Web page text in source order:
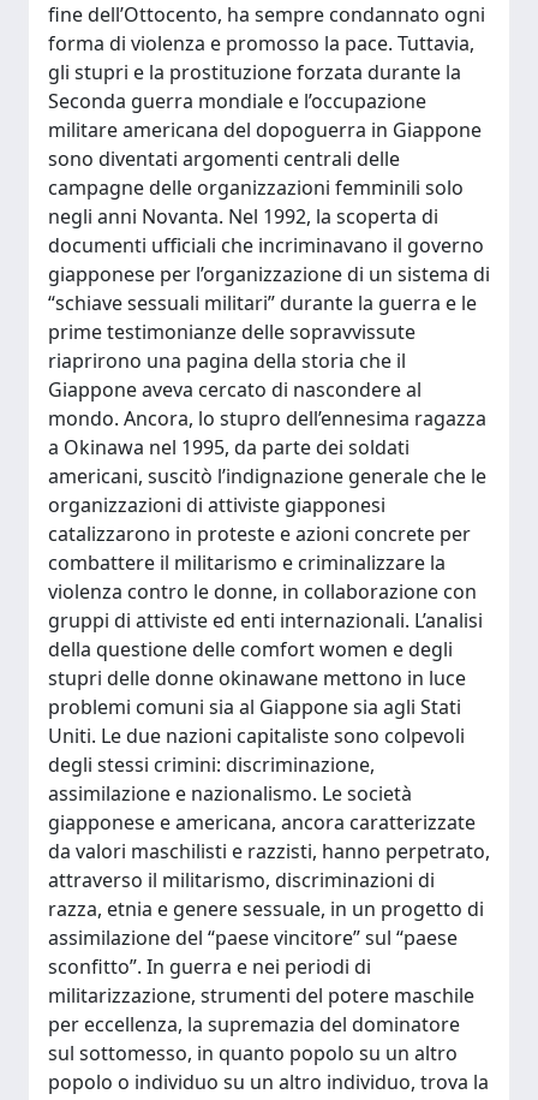
fine dell’Ottocento, ha sempre condannato ogni
forma di violenza e promosso la pace. Tuttavia,
gli stupri e la prostituzione forzata durante la
Seconda guerra mondiale e l’occupazione
militare americana del dopoguerra in Giappone
sono diventati argomenti centrali delle
campagne delle organizzazioni femminili solo
negli anni Novanta. Nel 1992, la scoperta di
documenti ufficiali che incriminavano il governo
giapponese per l’organizzazione di un sistema di
“schiave sessuali militari” durante la guerra e le
prime testimonianze delle sopravvissute
riaprirono una pagina della storia che il
Giappone aveva cercato di nascondere al
mondo. Ancora, lo stupro dell’ennesima ragazza
a Okinawa nel 1995, da parte dei soldati
americani, suscitò l’indignazione generale che le
organizzazioni di attiviste giapponesi
catalizzarono in proteste e azioni concrete per
combattere il militarismo e criminalizzare la
violenza contro le donne, in collaborazione con
gruppi di attiviste ed enti internazionali. L’analisi
della questione delle comfort women e degli
stupri delle donne okinawane mettono in luce
problemi comuni sia al Giappone sia agli Stati
Uniti. Le due nazioni capitaliste sono colpevoli
degli stessi crimini: discriminazione,
assimilazione e nazionalismo. Le società
giapponese e americana, ancora caratterizzate
da valori maschilisti e razzisti, hanno perpetrato,
attraverso il militarismo, discriminazioni di
razza, etnia e genere sessuale, in un progetto di
assimilazione del “paese vincitore” sul “paese
sconfitto”. In guerra e nei periodi di
militarizzazione, strumenti del potere maschile
per eccellenza, la supremazia del dominatore
sul sottomesso, in quanto popolo su un altro
popolo o individuo su un altro individuo, trova la